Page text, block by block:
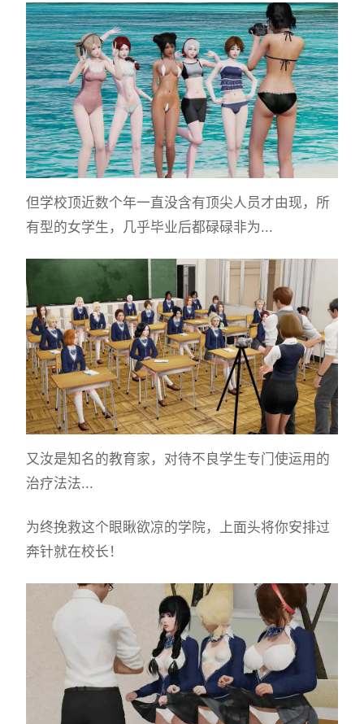
但学校顶近数个年一直没含有顶尖人员才由现，所
有型的女学生，几乎毕业后都碌碌非为...
又汝是知名的教育家，对待不良学生专门使运用的
治疗法法...
为终挽救这个眼瞅欲凉的学院，上面头将你安排过
奔针就在校长！